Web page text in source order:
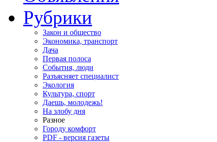
Рубрики
Закон и общество
Экономика, транспорт
Дача
Первая полоса
События, люди
Разъясняет специалист
Экология
Культура, спорт
Даешь, молодежь!
На злобу дня
Разное
Городу комфорт
PDF - версия газеты